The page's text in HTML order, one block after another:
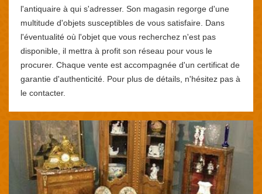
l'antiquaire à qui s'adresser. Son magasin regorge d'une
multitude d'objets susceptibles de vous satisfaire. Dans
l'éventualité où l'objet que vous recherchez n'est pas
disponible, il mettra à profit son réseau pour vous le
procurer. Chaque vente est accompagnée d'un certificat de
garantie d'authenticité. Pour plus de détails, n'hésitez pas à
le contacter.